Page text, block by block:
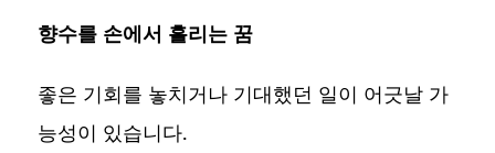
향수를 손에서 흘리는 꿈
좋은 기회를 놓치거나 기대했던 일이 어긋날 가
능성이 있습니다.